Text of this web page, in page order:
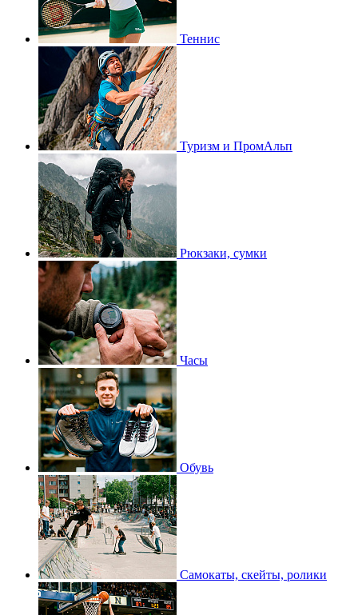
Теннис
Туризм и ПромАльп
Рюкзаки, сумки
Часы
Обувь
Самокаты, скейты, ролики